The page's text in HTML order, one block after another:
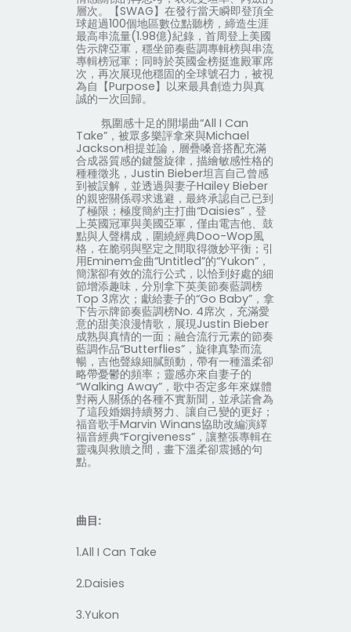
層次。【SWAG】在發行當天瞬即登頂全
球超過100個地區數位點聽榜，締造生涯
最高串流量(1.98億)紀錄，首周登上美國
告示牌亞軍，穩坐節奏藍調專輯榜與串流
專輯榜冠軍；同時於英國金榜挺進殿軍席
次，再次展現他穩固的全球號召力，被視
為自【Purpose】以來最具創造力與真
誠的一次回歸。
氛圍感十足的開場曲“All I Can
Take”，被眾多樂評拿來與Michael
Jackson相提並論，層疊嗓音搭配充滿
合成器質感的鍵盤旋律，描繪敏感性格的
種種徵兆， Justin Bieber坦言自己曾感
到被誤解，並透過與妻子Hailey Bieber
的親密關係尋求逃避，最終承認自己已到
了極限；極度簡約主打曲“Daisies”，登
上英國冠軍與美國亞軍，僅由電吉他、鼓
點與人聲構成，圍繞經典Doo-Wop風
格，在脆弱與堅定之間取得微妙平衡；引
用Eminem金曲“Untitled”的“Yukon”，
簡潔卻有效的流行公式，以恰到好處的細
節增添趣味，分別拿下英美節奏藍調榜
Top 3席次；獻給妻子的“Go Baby”，拿
下告示牌節奏藍調榜No. 4席次，充滿愛
意的甜美浪漫情歌，展現Justin Bieber
成熟與真情的一面；融合流行元素的節奏
藍調作品“Butterflies”，旋律真摯而流
暢，吉他聲線細膩顫動，帶有一種溫柔卻
略帶憂鬱的頻率；靈感亦來自妻子的
“Walking Away”，歌中否定多年來媒體
對兩人關係的各種不實新聞，並承諾會為
了這段婚姻持續努力、讓自己變的更好；
福音歌手Marvin Winans協助改編演繹
福音經典“Forgiveness”，讓整張專輯在
靈魂與救贖之間，畫下溫柔卻震撼的句
點。
曲目:
1.All I Can Take
2.Daisies
3.Yukon